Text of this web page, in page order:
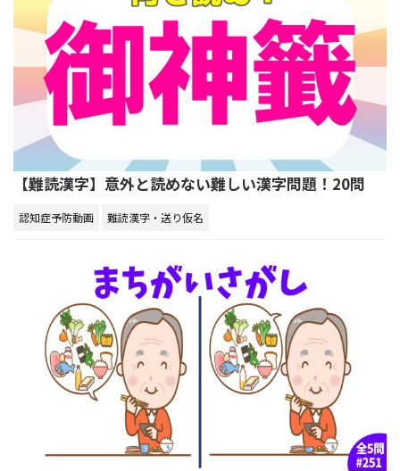
【難読漢字】意外と読めない難しい漢字問題！20問
認知症予防動画 難読漢字・送り仮名